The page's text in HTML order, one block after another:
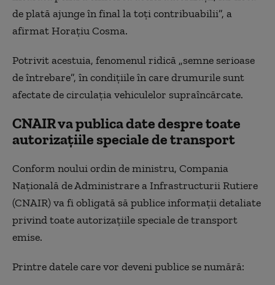
de plată ajunge în final la toți contribuabilii”, a
afirmat Horațiu Cosma.
Potrivit acestuia, fenomenul ridică „semne serioase
de întrebare”, în condițiile în care drumurile sunt
afectate de circulația vehiculelor supraîncărcate.
CNAIR va publica date despre toate
autorizațiile speciale de transport
Conform noului ordin de ministru, Compania
Națională de Administrare a Infrastructurii Rutiere
(CNAIR) va fi obligată să publice informații detaliate
privind toate autorizațiile speciale de transport
emise.
Printre datele care vor deveni publice se numără: